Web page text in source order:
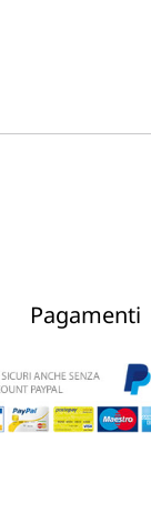
Pagamenti